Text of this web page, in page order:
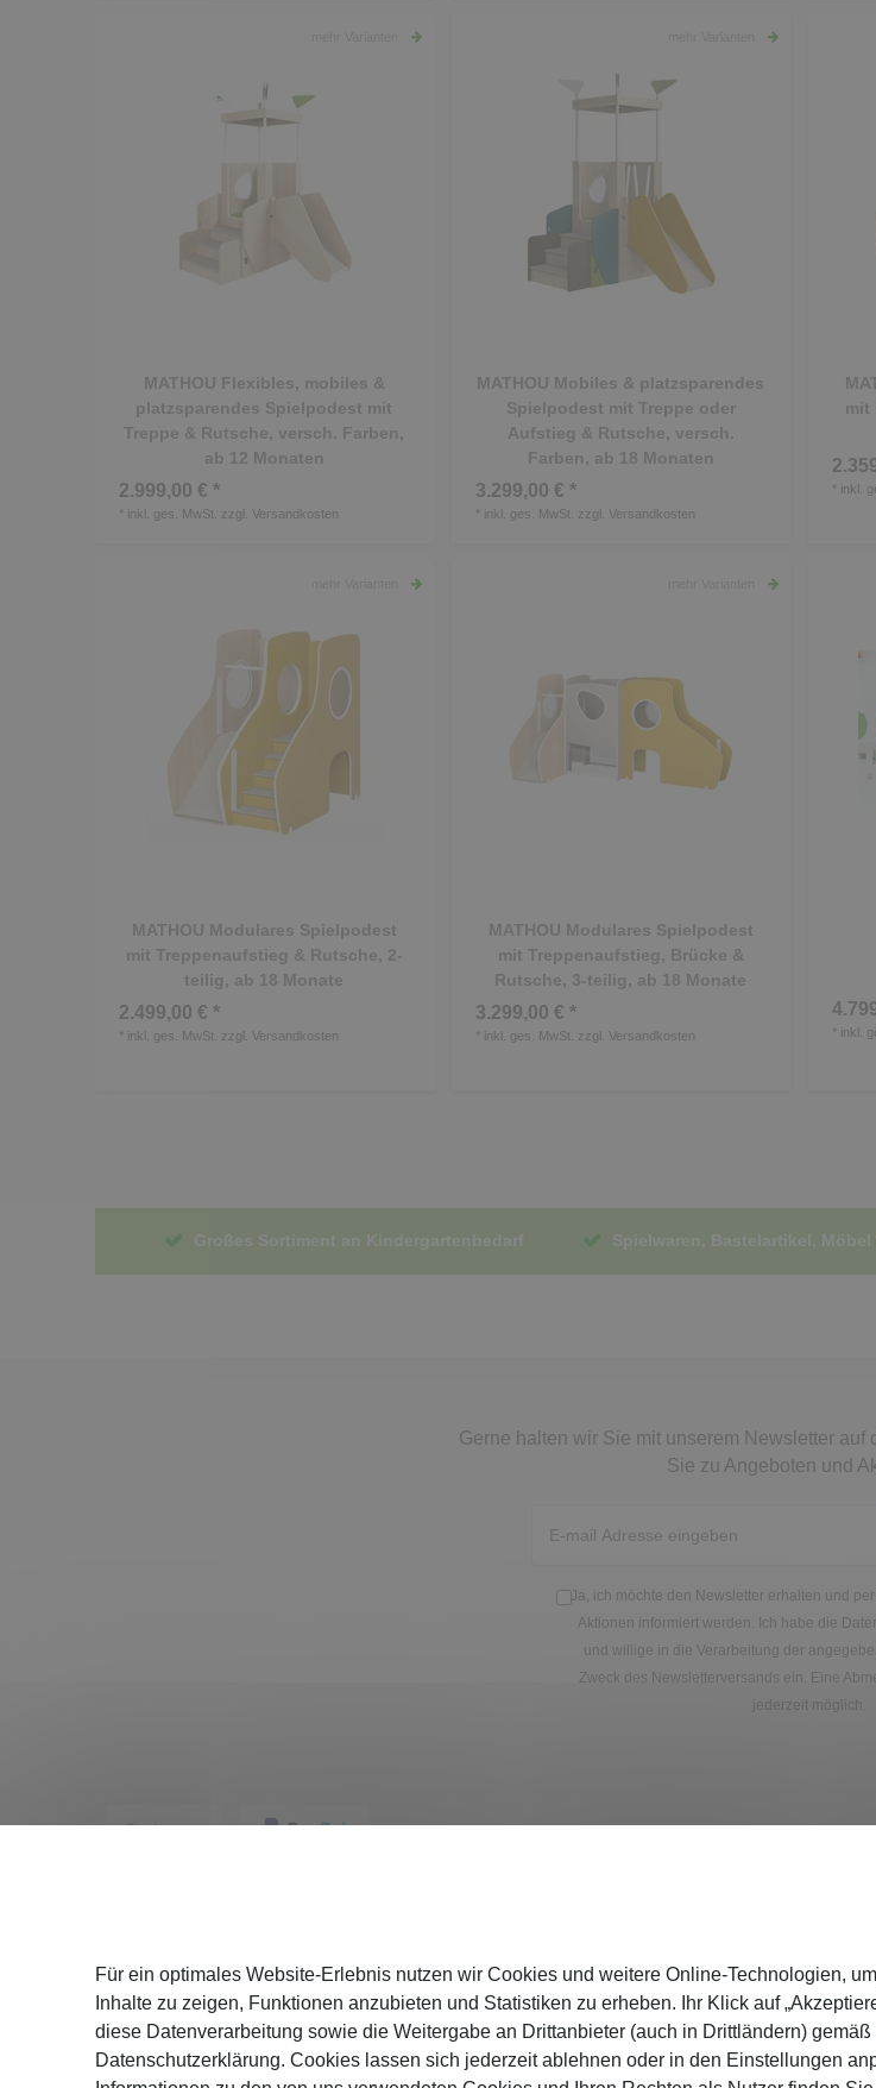
MATHOU Flexibles, mobiles &
platzsparendes Spielpodest mit
Treppe & Rutsche, versch. Farben,
ab 12 Monaten
2.999,00 € *
* inkl. ges. MwSt. zzgl. Versandkosten
MATHOU Mobiles & platzsparendes
Spielpodest mit Treppe oder
Aufstieg & Rutsche, versch.
Farben, ab 18 Monaten
3.299,00 € *
* inkl. ges. MwSt. zzgl. Versandkosten
mit
* inkl.
MATHOU Modulares Spielpodest
mit Treppenaufstieg & Rutsche, 2-
teilig, ab 18 Monate
2.499,00 € *
* inkl. ges. MwSt. zzgl. Versandkosten
MATHOU Modulares Spielpodest
mit Treppenaufstieg, Brücke &
Rutsche, 3-teilig, ab 18 Monate
3.299,00 € *
* inkl. ges. MwSt. zzgl. Versandkosten * inkl.
Großes Sortiment an Kindergartenbedarf Spielwaren, Bastelartikel, Möbel
Gerne halten wir Sie mit unserem Newsletter auf
Sie zu Angeboten und
Ja, ich möchte den Newsletter erhalten und
Aktionen informiert werden. Ich habe die
und willige in die Verarbeitung der
Zweck des Newsletterversands ein. Eine
jederzeit möglich.
Katalog
Versand
Zahlung
Über Gejo
Für ein optimales Website-Erlebnis nutzen wir Cookies und weitere Online-Technologien,
Inhalte zu zeigen, Funktionen anzubieten und Statistiken zu erheben. Ihr Klick auf
diese Datenverarbeitung sowie die Weitergabe an Drittanbieter (auch in Drittländern) gemäß
Datenschutzerklärung. Cookies lassen sich jederzeit ablehnen oder in den Einstellungen